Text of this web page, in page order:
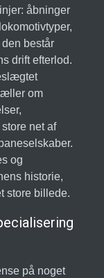
åbninger
består
drift efterlod.
om
net af
og
historie,
store billede.
på noget